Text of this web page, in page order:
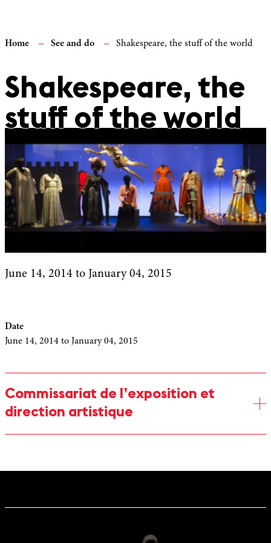
Home See and do Shakespeare, the stuff of the world
Shakespeare, the
stuff of the world
June 14, 2014 to January 04, 2015
Date
June 14, 2014 to January 04, 2015
Commissariat de l’exposition et
direction artistique
Ancienne élève de l’École Normale Supérieure, agrégée de